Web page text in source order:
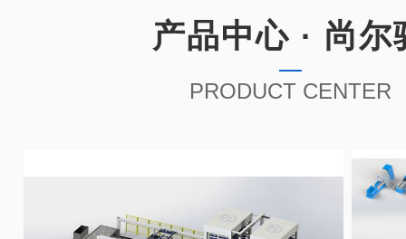
产品中心 · 尚尔
PRODUCT CENTER